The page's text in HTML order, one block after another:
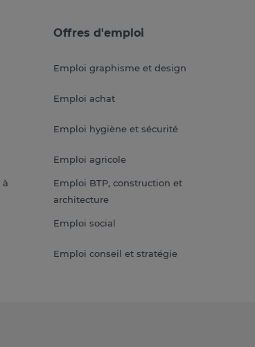
à
Offres d'emploi
Emploi graphisme et design
Emploi achat
Emploi hygiène et sécurité
Emploi agricole
Emploi BTP, construction et
architecture
Emploi social
Emploi conseil et stratégie